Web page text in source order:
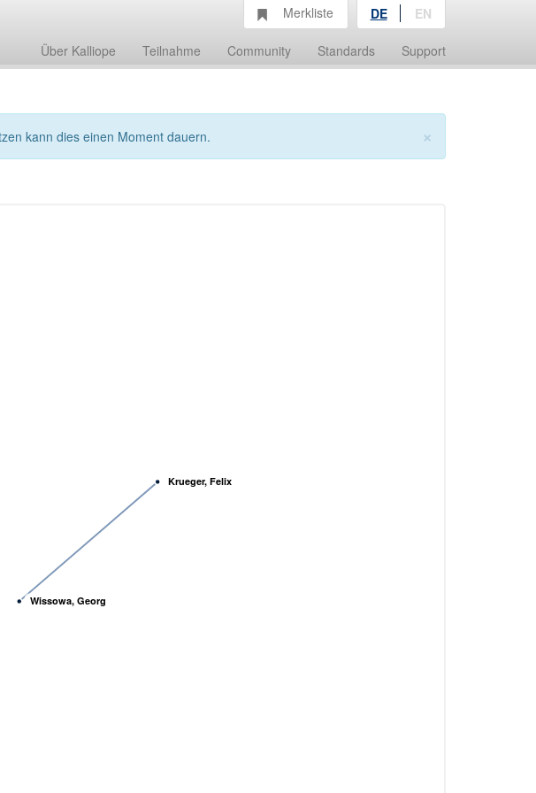
Über Kalliope Teilnahme Community Standards Support
Merkliste DE EN
×
kann dies einen Moment dauern.
Wissowa, Georg
Krueger, Felix